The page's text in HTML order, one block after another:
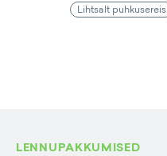
Lihtsalt puhkusereis
LENNUPAKKUMISED